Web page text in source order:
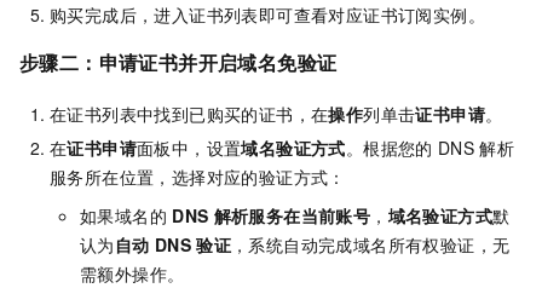
购买完成后，进入证书列表即可查看对应证书订阅实例。
步骤二：申请证书并开启域名免验证
在证书列表中找到已购买的证书，在操作列单击证书申请。
在证书申请面板中，设置域名验证方式。根据您的 DNS 解析
服务所在位置，选择对应的验证方式：
如果域名的 DNS 解析服务在当前账号 ， 域名验证方式默
认为 自动 DNS 验证 ，系统自动完成域名所有权验证，无
需额外操作。